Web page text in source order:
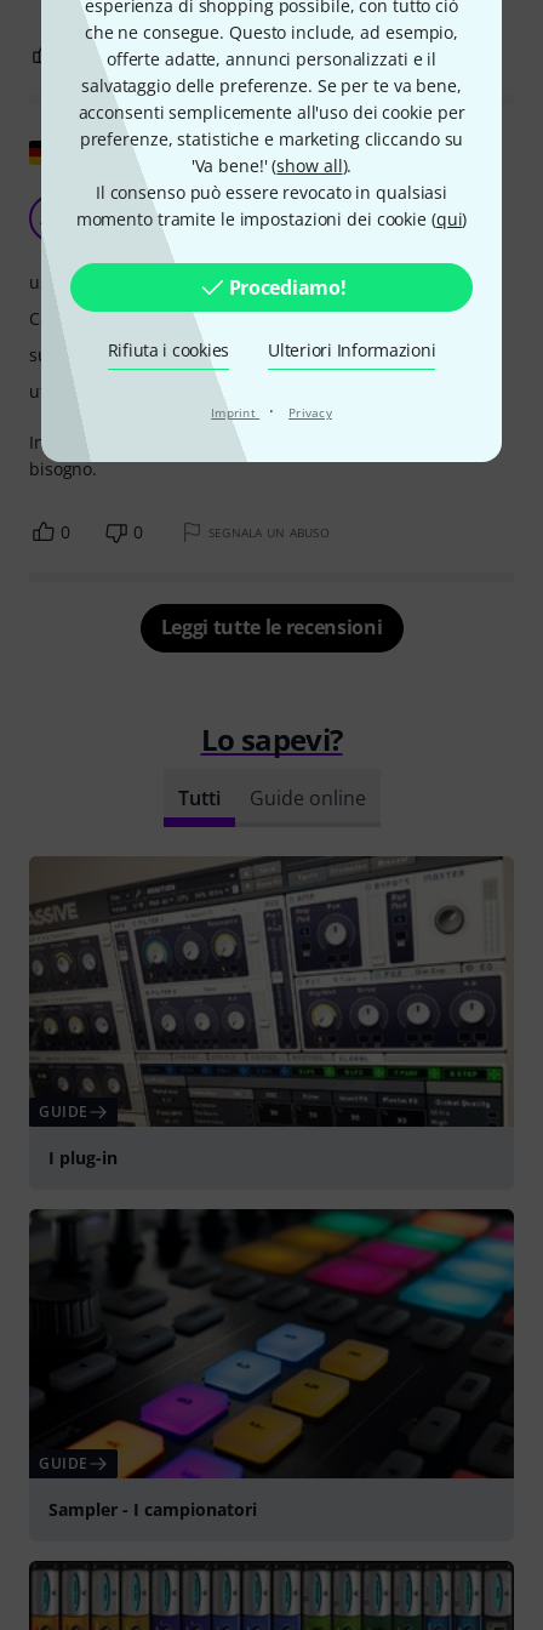
esperienza di shopping possibile, con tutto ciò
che ne consegue. Questo include, ad esempio,
offerte adatte, annunci personalizzati e il
salvataggio delle preferenze. Se per te va bene,
acconsenti semplicemente all'uso dei cookie per
preferenze, statistiche e marketing cliccando su
'Va bene!' (show all).
Il consenso può essere revocato in qualsiasi
momento tramite le impostazioni dei cookie (qui)
Procediamo!
Rifiuta i cookies Ulteriori Informazioni
Imprint · Privacy
0 SEGNALA UN ABUSO
Mostra originale
AW Buoni bassi
A. Wessel 21.07.2018
Intuitivo, semplice, buono. Proprio quello di cui avevo
bisogno.
uso
Caratteristiche
suono/qualitá
utilizzo da computer
0 0 SEGNALA UN ABUSO
Leggi tutte le recensioni
Lo sapevi?
Tutti Guide online
GUIDE
I plug-in
GUIDE
Sampler - I campionatori